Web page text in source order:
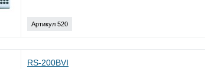
Артикул 520
RS-200BVI